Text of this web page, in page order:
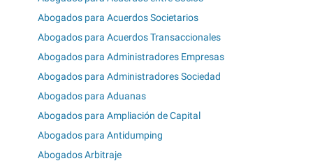
Abogados para Acuerdos Societarios
Abogados para Acuerdos Transaccionales
Abogados para Administradores Empresas
Abogados para Administradores Sociedad
Abogados para Aduanas
Abogados para Ampliación de Capital
Abogados para Antidumping
Abogados Arbitraje